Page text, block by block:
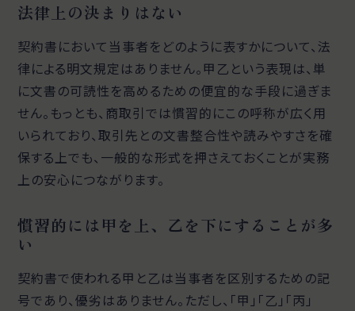
法律上の決まりはない
契約書において当事者をどのように表すかについて、法
律による明文規定はありません。甲乙という表現は、単
に文書の可読性を高めるための便宜的な手段に過ぎま
せん。もっとも、商取引では慣習的にこの呼称が広く用
いられており、取引先との文書整合性や読みやすさを確
保する上でも、一般的な形式を押さえておくことが実務
上の安心につながります。
慣習的には甲を上、乙を下にすることが多
い
契約書で使われる甲と乙は当事者を区別するための記
号であり、優劣はありません。ただし、「甲」「乙」「丙」